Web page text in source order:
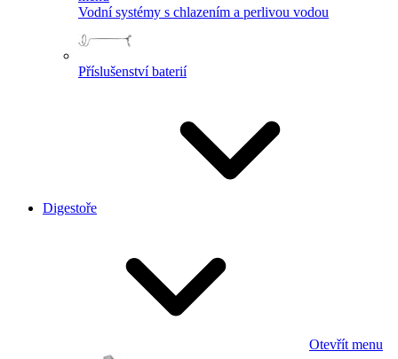
Vodní systémy s chlazením a perlivou vodou
Příslušenství baterií
Digestoře
Otevřít menu